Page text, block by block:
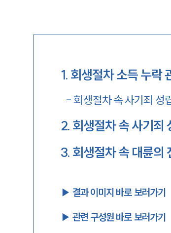
1. 회생절차 소득 누락
-회생절차 속 사기죄 성
2. 회생절차 속 사기죄
3. 회생절차 속 대륜의
▶︎ 결과 이미지 바로 보러가기
▶︎ 관련 구성원 바로 보러가기